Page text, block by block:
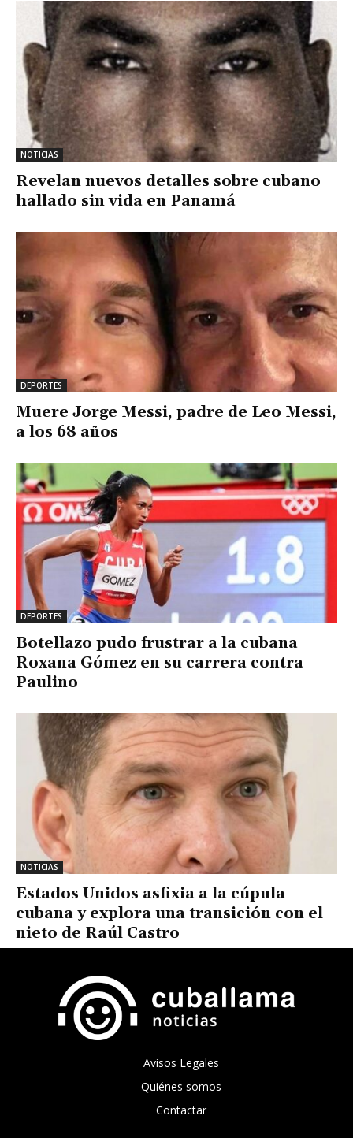
NOTICIAS
Revelan nuevos detalles sobre cubano
hallado sin vida en Panamá
DEPORTES
Muere Jorge Messi, padre de Leo Messi,
a los 68 años
DEPORTES
Botellazo pudo frustrar a la cubana
Roxana Gómez en su carrera contra
Paulino
NOTICIAS
Estados Unidos asfixia a la cúpula
cubana y explora una transición con el
nieto de Raúl Castro
Avisos Legales
Quiénes somos
Contactar